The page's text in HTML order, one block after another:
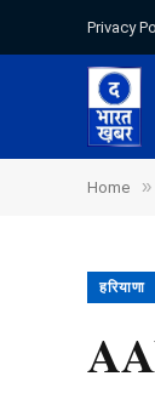
Privacy
Home »
हरियाणा